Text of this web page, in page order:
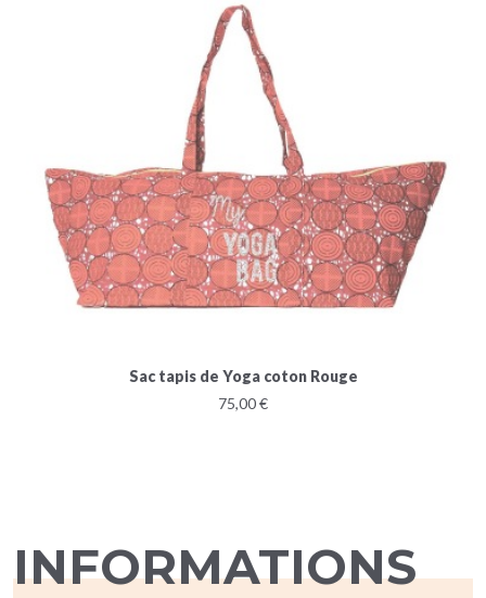
Sac tapis de Yoga coton Rouge
75,00 €
INFORMATIONS